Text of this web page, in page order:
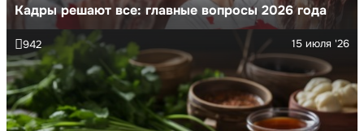
Кадры решают все: главные вопросы 2026 года
15 июля '26
942